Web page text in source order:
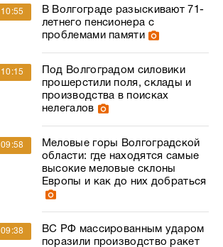
10:55
В Волгограде разыскивают 71-
летнего пенсионера с
проблемами памяти
10:15
Под Волгоградом силовики
прошерстили поля, склады и
производства в поисках
нелегалов
09:58
Меловые горы Волгоградской
области: где находятся самые
высокие меловые склоны
Европы и как до них добраться
09:38
ВС РФ массированным ударом
поразили производство ракет